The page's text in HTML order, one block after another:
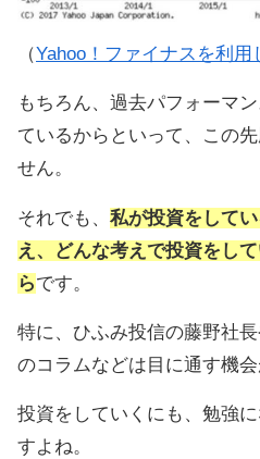
（Yahoo！ファイナスを利用
もちろん、過去パフォーマ
ているからといって、この
せん。
それでも、 私が投資をして
え、どんな考えで投資をし
らです。
特に、ひふみ投信の藤野社
のコラムなどは目に通す機会
投資をしていくにも、勉強
すよね。